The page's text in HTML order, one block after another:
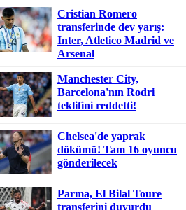
Cristian Romero
transferinde dev yarış:
Inter, Atletico Madrid ve
Arsenal
Manchester City,
Barcelona'nın Rodri
teklifini reddetti!
Chelsea'de yaprak
dökümü! Tam 16 oyuncu
gönderilecek
Parma, El Bilal Toure
transferini duyurdu